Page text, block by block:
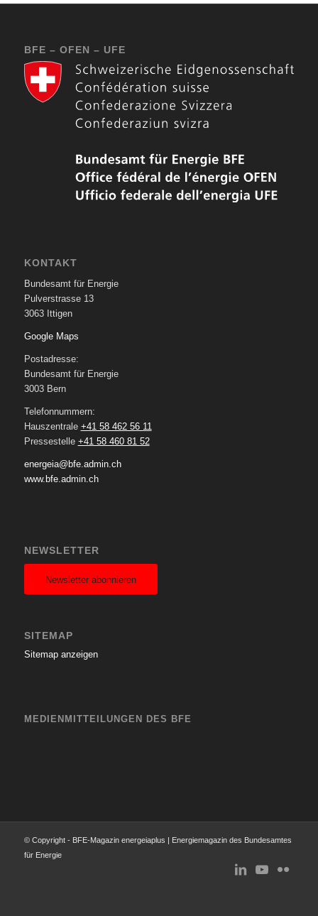
BFE – OFEN – UFE
KONTAKT
Bundesamt für Energie
Pulverstrasse 13
3063 Ittigen
Google Maps
Postadresse:
Bundesamt für Energie
3003 Bern
Telefonnummern:
Hauszentrale +41 58 462 56 11
Pressestelle +41 58 460 81 52
energeia@bfe.admin.ch
www.bfe.admin.ch
NEWSLETTER
Newsletter abonnieren
SITEMAP
Sitemap anzeigen
MEDIENMITTEILUNGEN DES BFE
© Copyright - BFE-Magazin energeiaplus | Energiemagazin des Bundesamtes
für Energie